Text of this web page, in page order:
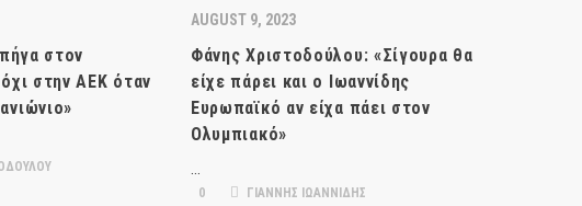
στον
στην ΑΕΚ όταν
AUGUST 9, 2023
Φάνης Χριστοδούλου: «Σίγουρα θα
είχε πάρει και ο Ιωαννίδης
Ευρωπαϊκό αν είχα πάει στον
Ολυμπιακό»
…
0 ΓΙΑΝΝΗΣ ΙΩΑΝΝΙΔΗΣ